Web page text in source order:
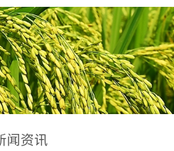
200g，成年树放射状沟
施，每棵用0.5kg-1kg，可
拌肥施，也可拌土施。4、
拌苗床土：每平方米苗床
土用本品1kg-2kg与苗床土
混匀后播种。5、园林盆
土用本品30g-50g追肥或作
料【产品剂型】水剂【产
品规格】5kg、20kg【技术
指标】有机质≥200g/L、
N+K2O70g/L、PH:6.5-
8.5、水不溶物≤50g/L【执
行标准】NY/T3831-
(2019)准字15306号【使用
闻资讯